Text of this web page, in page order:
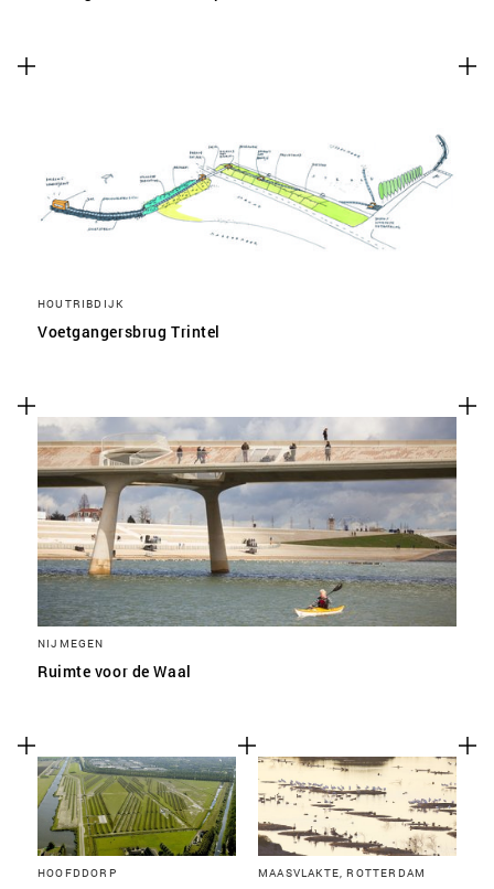
HOUTRIBDIJK
Voetgangersbrug Trintel
NIJMEGEN
Ruimte voor de Waal
HOOFDDORP MAASVLAKTE, ROTTERDAM